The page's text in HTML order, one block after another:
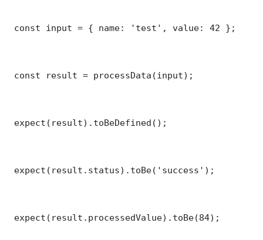
const input = { name: 'test', value: 42 };
const result = processData(input);
expect(result).toBeDefined();
expect(result.status).toBe('success');
expect(result.processedValue).toBe(84);